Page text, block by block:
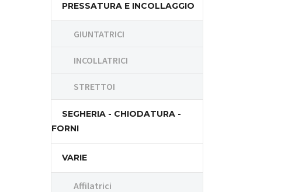
PRESSATURA E INCOLLAGGIO
GIUNTATRICI
INCOLLATRICI
STRETTOI
SEGHERIA - CHIODATURA -
FORNI
VARIE
Affilatrici